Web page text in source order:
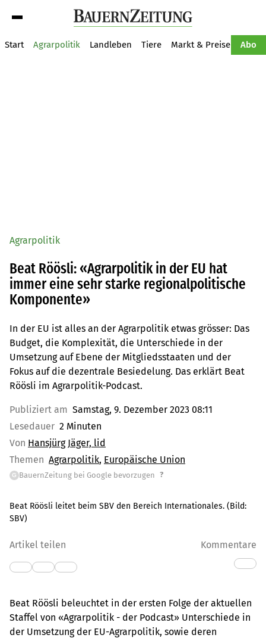
Start Agrarpolitik Landleben Tiere Markt & Preise Abo
Agrarpolitik
Beat Röösli: «Agrarpolitik in der EU hat
immer eine sehr starke regionalpolitische
Komponente»
In der EU ist alles an der Agrarpolitik etwas grösser: Das
Budget, die Komplexität, die Unterschiede in der
Umsetzung auf Ebene der Mitgliedsstaaten und der
Fokus auf die dezentrale Besiedelung. Das erklärt Beat
Röösli im Agrarpolitik-Podcast.
Publiziert am Samstag, 9. Dezember 2023 08:11
Lesedauer 2 Minuten
Von Hansjürg Jäger, lid
Themen Agrarpolitik Europäische Union
G BauernZeitung bei Google bevorzugen ?
Beat Röösli leitet beim SBV den Bereich Internationales. (Bild:
SBV)
Artikel teilen Kommentare
Beat Röösli beleuchtet in der ersten Folge der aktuellen
Staffel von «Agrarpolitik - der Podcast» Unterschiede in
der Umsetzung der EU-Agrarpolitik, sowie deren